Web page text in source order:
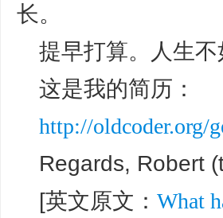
长。
提早打算。人生
这是我的简历：
http://oldcoder.org/
Regards, Robert
[英文原文： What